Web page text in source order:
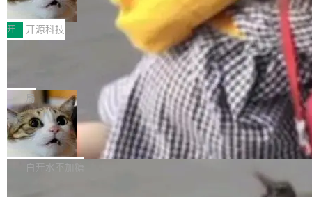
和销毁都太重了。一个 Agent 要执行的任务可能
只需要几毫秒的 CPU 时间，但容器从冷启动到
就绪要花数秒。如果未来有十...
函，也没选择庭外沉默。它在官网贴了一篇博
文，标题只有六个字：Apple is getting this wro
ng。 然后，它把邮件往来和 iMessage 聊天记
录全贴了出来。 他发错人了 苹果外部律师 Gabr
iel Gross 来自 Weil 律所，2 月 23 日下午 5:53
给 OpenAI 总法律顾问 Che Chang 发了封邮
件，附了一封长信，要求 OpenAI 配合调查前苹
果员工带走机密信...
ddy鸿蒙PC版，说话就能干活的AI办公
搭子
全能AI工作台WorkBuddy鸿蒙PC版上架HUAWE
I MatePad Edge应用市场，直接下载即可使
用，与鸿蒙电脑上的体验一致。值得一提的是，
这是目前市面上唯一支持平板接入WorkBuddy P
C版的产品，搭载“人机双写”重磅功能——你写
你的，AI写AI的，同屏协作互不干扰。一句话让
AI帮你干活，现在开启全新体验！ 温馨提示：
体验WorkBuddy鸿蒙PC版前，请将 HUAWEI M
atePad Edge 升级至 HarmonyOS 6.1.0.135S
P9 patch03及以上版本。 *升级路径：设置 > 搜
开 开源科技
FFmpeg 9.0 发布：代号“Lei”，以此纪
全球知名开源多媒体框架 FFmpeg 今天正式发
布了 9.0 版本。这个版本除了带来新一代音视频
处理能力和硬件加速支持之外，还有一个特殊之
处：FFmpeg 9.0 的代号是“Lei”。 这个名字，
来自中国开发者雷霄骅（Lei Xiaohua）。 对于
很多中国音视频开发者而言，这个名字并不陌
局
亚马逊成本失控：AI 写代码烧掉 1215
万元，超预算 860%
外媒近日曝光了亚马逊的多份内部报告显示，AI
导致公司在多个项目上超支。《金融时报》报道
白开水不加糖